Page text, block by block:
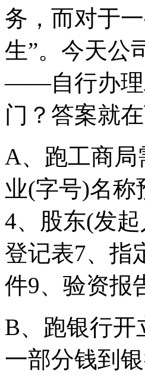
务，而对于
生”。今天公
——自行办理
门？答案就
A、跑工商局
业(字号)名称
4、股东(发
登记表7、指
件9、验资报
B、跑银行开
一部分钱到